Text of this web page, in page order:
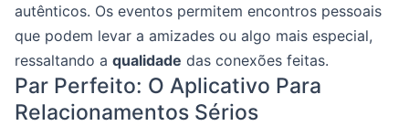
autênticos. Os eventos permitem encontros pessoais
que podem levar a amizades ou algo mais especial,
ressaltando a qualidade das conexões feitas.
Par Perfeito: O Aplicativo Para
Relacionamentos Sérios